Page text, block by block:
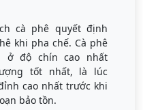
cà phê quyết định
khi pha chế. Cà phê
ở độ chín cao nhất
tốt nhất, là lúc
cao nhất trước khi
bảo tồn.